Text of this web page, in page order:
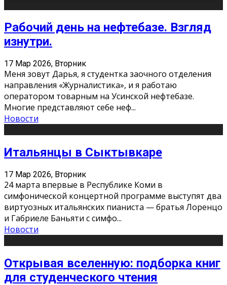
Рабочий день на нефтебазе. Взгляд
изнутри.
17 Мар 2026, Вторник
Меня зовут Дарья, я студентка заочного отделения
направления «Журналистика», и я работаю
оператором товарным на Усинской нефтебазе.
Многие представляют себе неф...
Новости
Итальянцы в Сыктывкаре
17 Мар 2026, Вторник
24 марта впервые в Республике Коми в
симфонической концертной программе выступят два
виртуозных итальянских пианиста — братья Лоренцо
и Габриеле Баньяти с симфо...
Новости
Открывая вселенную: подборка книг
для студенческого чтения